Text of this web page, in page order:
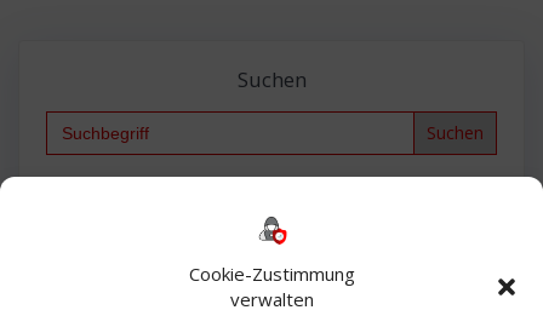
Cookie-Zustimmung
verwalten
Suchen
Search
Bautagebuch
Exchange firewall Fritzbox
Microsoft